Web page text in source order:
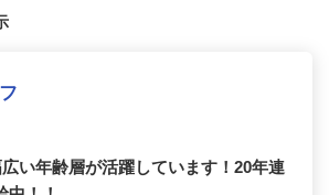
い年齢層が活躍しています！20年連